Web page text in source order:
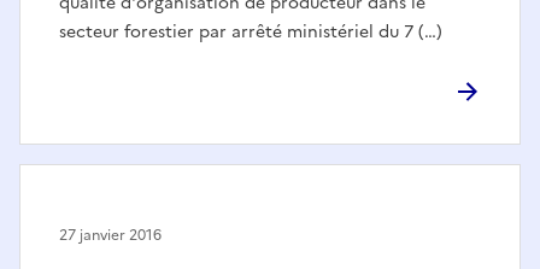
secteur forestier par arrêté ministériel du 7 (…)
27 janvier 2016